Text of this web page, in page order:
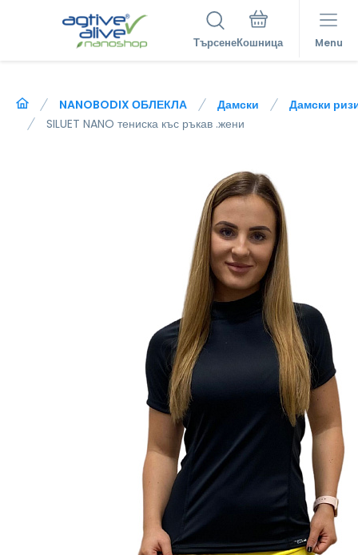
Търсене Menu
NANOBODIX ОБЛЕКЛА Дамски
Дамски
SILUET NANO тениска къс ръкав .жени